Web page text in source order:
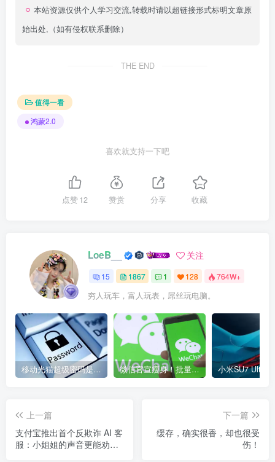
本站资源仅供个人学习交流,转载时请以超链接形式标明文章原
始出处,（如有侵权联系删除）
THE END
值得一看
鸿蒙2.0
喜欢就支持一下吧
点赞12 赞赏 分享 收藏
LoeB__ 关注
15 1867 1 128 764W+
穷人玩车，富人玩表，屌丝玩电脑。
移动光猫超级密码是多少？移动光猫超级管理员后台账号与密码 微信官宣瘦身！批量清理原图新功能来了 安卓、iOS均可使用
上一篇
支付宝推出首个反欺诈 AI 客
服：小姐姐的声音更能劝住
下一篇
缓存，确实很香，却也很受
伤！